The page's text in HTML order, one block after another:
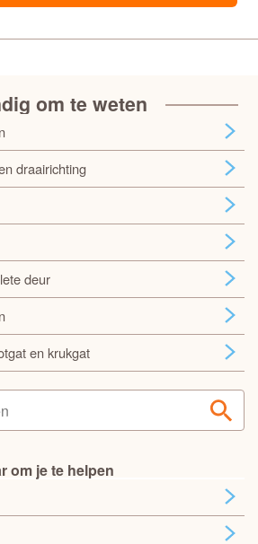
om te weten
draairichting
deur
en krukgat
om je te helpen